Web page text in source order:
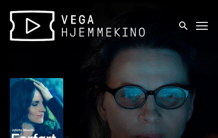
Tilgjengelighetslenker
Søk